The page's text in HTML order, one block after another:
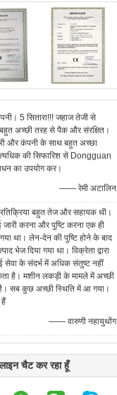
5 सितारा!!! जहाज तेजी से
अच्छी तरह से पैक और संरक्षित।
और कंपनी के साथ बहुत अच्छा
की सिफारिश से Dongguan
का उपयोग कर।
—— रेमी अटालिन
बहुत तेज और सहायक थी।
करना और पुष्टि करना एक ही
था। लेन-देन की पुष्टि होने के बाद
भेज दिया गया था। विक्रेता द्वारा
सेवा के संदर्भ में अधिक संतुष्ट नहीं
है। मशीन लकड़ी के मामले में अच्छी
सब कुछ अच्छी स्थिति में आ गया।
—— वारुणी नहायुथोंग
चैट कर रहा हूँ